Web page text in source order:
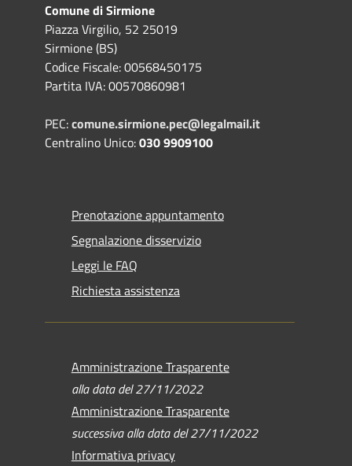
Comune di Sirmione
Piazza Virgilio, 52 25019
Sirmione (BS)
Codice Fiscale: 00568450175
Partita IVA: 00570860981
PEC:comune.sirmione.pec@legalmail.it
Centralino Unico:030 9909100
Prenotazione appuntamento
Segnalazione disservizio
Leggi le FAQ
Richiesta assistenza
Amministrazione Trasparente
alla data del 27/11/2022
Amministrazione Trasparente
successiva alla data del 27/11/2022
Informativa privacy